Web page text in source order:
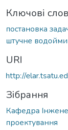
Ключові
постановка
штучне
URI
http://
Зібрання
Кафедра
проектування